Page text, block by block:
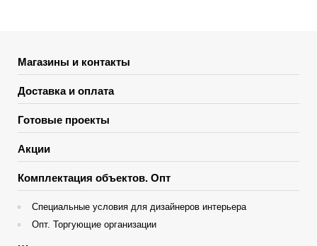
Магазины и контакты
Доставка и оплата
Готовые проекты
Акции
Комплектация объектов. Опт
Специальные условия для дизайнеров интерьера
Опт. Торгующие организации